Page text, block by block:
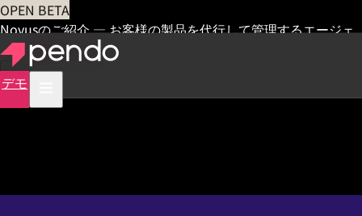
OPEN BETA
Novusのご紹介 — お客様の製品を代行して管理するエージェ
ント 早期アクセス
デモ